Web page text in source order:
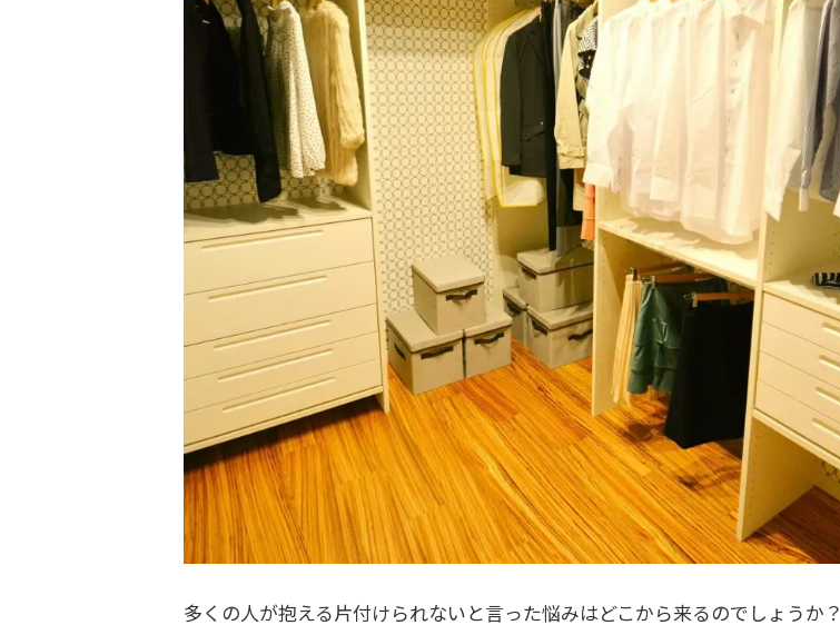
多くの人が抱える片付けられないと言った悩みはどこから来るのでしょうか？